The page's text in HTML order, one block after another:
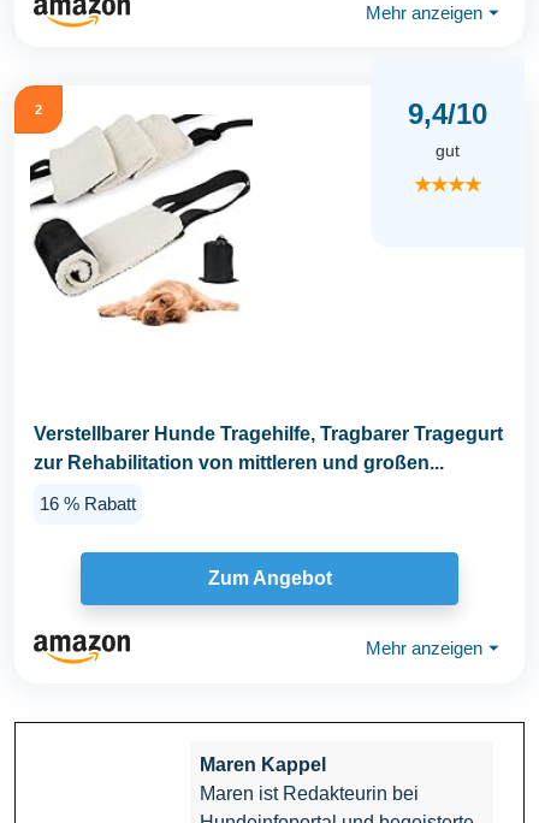
Mehr anzeigen ⏷
2 9,4/10
gut
★★★★
Verstellbarer Hunde Tragehilfe, Tragbarer Tragegurt
zur Rehabilitation von mittleren und großen...
16 % Rabatt
Zum Angebot
Mehr anzeigen ⏷
Maren Kappel
Maren ist Redakteurin bei